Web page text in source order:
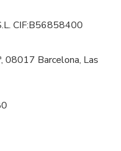
CIF:B56858400
08017 Barcelona, Las